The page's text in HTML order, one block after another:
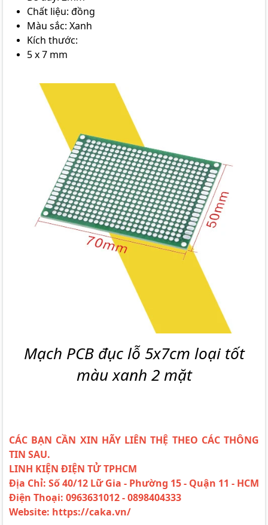
Chất liệu: đồng
Màu sắc: Xanh
Kích thước:
5 x 7 mm
Mạch PCB đục lỗ 5x7cm loại tốt
màu xanh 2 mặt
CÁC BẠN CẦN XIN HÃY LIÊN THỆ THEO CÁC THÔNG
TIN SAU.
LINH KIỆN ĐIỆN TỬ TPHCM
Địa Chỉ: Số 40/12 Lữ Gia - Phường 15 - Quận 11 - HCM
Điện Thoại: 0963631012 - 0898404333
Website: https://caka.vn/